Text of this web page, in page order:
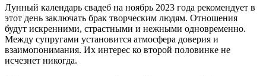
Лунный календарь свадеб на ноябрь 2023 года рекомендует в
этот день заключать брак творческим людям. Отношения
будут искренними, страстными и нежными одновременно.
Между супругами установится атмосфера доверия и
взаимопонимания. Их интерес ко второй половинке не
исчезнет никогда.